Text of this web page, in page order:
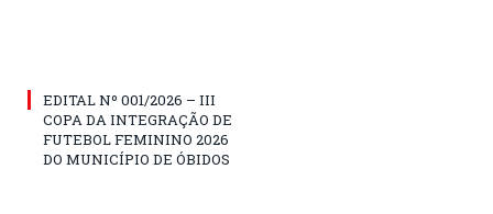
EDITAL Nº 001/2026 – III
COPA DA INTEGRAÇÃO DE
FUTEBOL FEMININO 2026
DO MUNICÍPIO DE ÓBIDOS